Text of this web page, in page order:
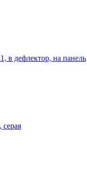
в дефлектор, на панель